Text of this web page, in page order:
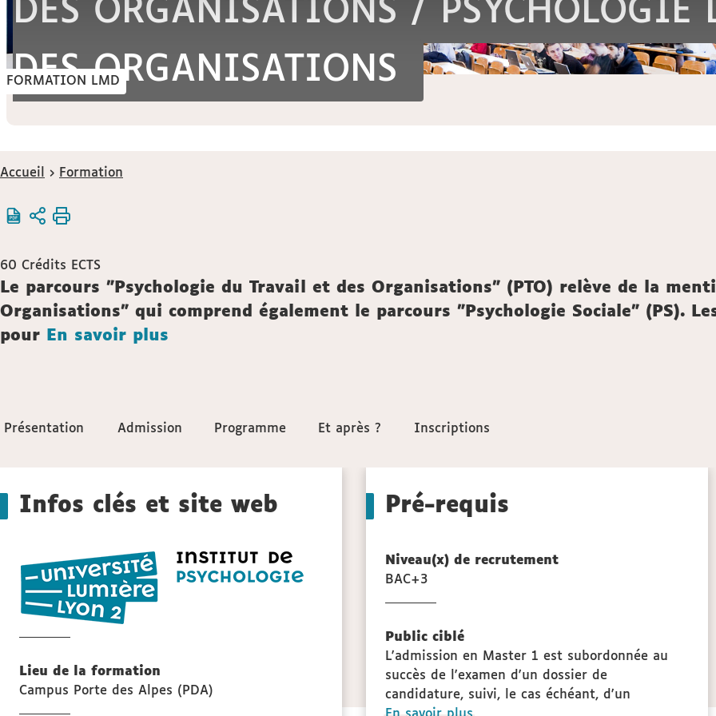
FORMATION LMD
DES ORGANISATIONS / PSYCHOLOGIE
DES ORGANISATIONS
Vous
ici :
Accueil Formation
60 Crédits ECTS
Description
Le parcours "Psychologie du Travail et des Organisations" (PTO) relève de la
Organisations" qui comprend également le parcours "Psychologie Sociale" (PS).
pour
En savoir plus
Accéder
sections
la
fiche
Présentation
Présentation Admission
Admission Programme
Programme Et après ?
Et après ? Inscriptions
Inscriptions
Détails
Infos clés et site web
de
Lieu de la formation
Campus Porte des Alpes (PDA)
Pré-requis
Niveau(x) de recrutement
BAC+3
Public ciblé
L'admission en Master 1 est subordonnée au
succès de l'examen d'un dossier de
candidature, suivi, le cas échéant, d'un